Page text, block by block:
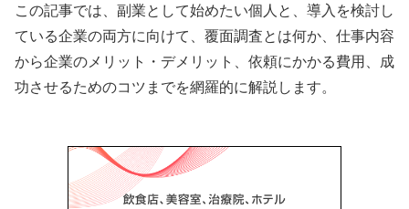
この記事では、副業として始めたい個人と、導入を検討し
ている企業の両方に向けて、覆面調査とは何か、仕事内容
から企業のメリット・デメリット、依頼にかかる費用、成
功させるためのコツまでを網羅的に解説します。